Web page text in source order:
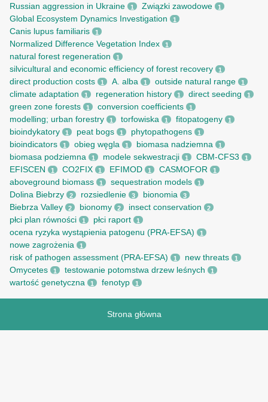
Russian aggression in Ukraine 1 Związki zawodowe 1
Global Ecosystem Dynamics Investigation 1
Canis lupus familiaris 1
Normalized Difference Vegetation Index 1
natural forest regeneration 1
silvicultural and economic efficiency of forest recovery 1
direct production costs 1 A. alba 1 outside natural range 1
climate adaptation 1 regeneration history 1 direct seeding 1
green zone forests 1 conversion coefficients 1
modelling; urban forestry 1 torfowiska 1 fitopatogeny 1
bioindykatory 1 peat bogs 1 phytopathogens 1
bioindicators 1 obieg węgla 1 biomasa nadziemna 1
biomasa podziemna 1 modele sekwestracji 1 CBM-CFS3 1
EFISCEN 1 CO2FIX 1 EFIMOD 1 CASMOFOR 1
aboveground biomass 1 sequestration models 1
Dolina Biebrzy 2 rozsiedlenie 3 bionomia 3
Biebrza Valley 2 bionomy 2 insect conservation 2
płci plan równości 1 płci raport 1
ocena ryzyka wystąpienia patogenu (PRA-EFSA) 1
nowe zagrożenia 1
risk of pathogen assessment (PRA-EFSA) 1 new threats 1
Omycetes 1 testowanie potomstwa drzew leśnych 1
wartość genetyczna 1 fenotyp 1
Strona główna